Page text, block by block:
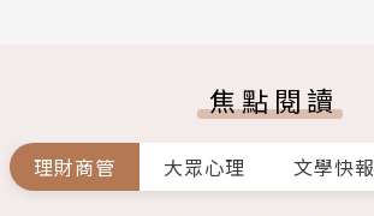
焦點閱讀
理財商管 大眾心理 文學快報